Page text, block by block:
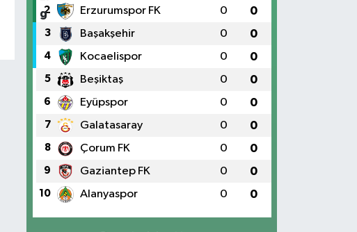
2 Erzurumspor FK 0 0
3 Başakşehir 0 0
4 Kocaelispor 0 0
5 Beşiktaş 0 0
6 Eyüpspor 0 0
7 Galatasaray 0 0
8 Çorum FK 0 0
9 Gaziantep FK 0 0
10 Alanyaspor 0 0